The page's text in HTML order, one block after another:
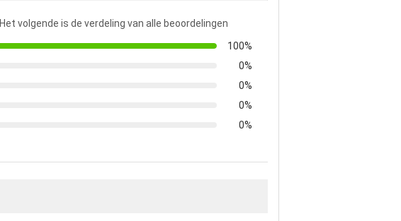
Het volgende is de verdeling van alle beoordelingen
100%
0%
0%
0%
0%